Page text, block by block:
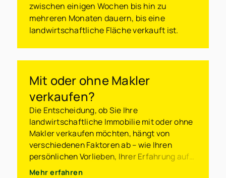
zwischen einigen Wochen bis hin zu
mehreren Monaten dauern, bis eine
landwirtschaftliche Fläche verkauft ist.
Mit oder ohne Makler
verkaufen?
Die Entscheidung, ob Sie Ihre
landwirtschaftliche Immobilie mit oder ohne
Makler verkaufen möchten, hängt von
verschiedenen Faktoren ab – wie Ihren
persönlichen Vorlieben, Ihrer Erfahrung auf
dem Immobilienmarkt und der Zeit, die Sie
Mehr erfahren